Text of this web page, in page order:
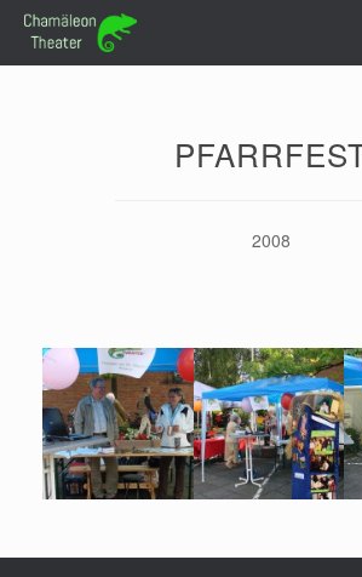
Zum
Inhalt
springen
2008